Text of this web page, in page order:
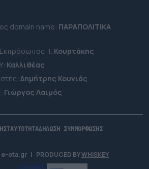
domain name: ΠΑΡΑΠΟΛΙΤΙΚΑ
Εκπρόσωπος: Ι. Κουρτάκης
Καλλιθέας
Δημήτρης Κουνιάς
Γιώργος Λαιμός
ΤΑΥΤΟΤΗΤΑΔΗΛΩΣΗ ΣΥΜΜΟΡΦΩΣΗΣ
ota.gr | PRODUCED BYWHISKEY